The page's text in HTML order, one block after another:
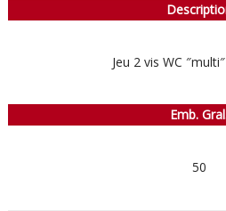
Jeu 2 vis WC
Emb.
50